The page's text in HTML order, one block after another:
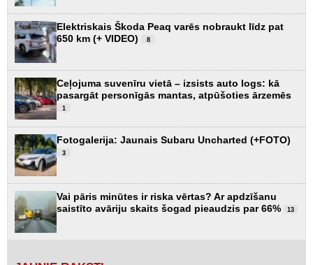
Elektriskais Škoda Peaq varēs nobraukt līdz pat
650 km (+ VIDEO)
8
Ceļojuma suvenīru vietā – izsists auto logs: kā
pasargāt personīgās mantas, atpūšoties ārzemēs
1
Fotogalerija: Jaunais Subaru Uncharted (+FOTO)
3
Vai pāris minūtes ir riska vērtas? Ar apdzīšanu
saistīto avāriju skaits šogad pieaudzis par 66%
13